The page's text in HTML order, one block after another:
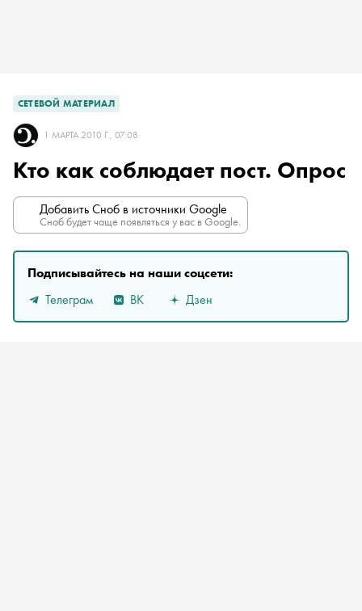
СЕТЕВОЙ МАТЕРИАЛ
1 МАРТА 2010 Г., 07:08
Кто как соблюдает пост. Опрос
Добавить Сноб в источники Google
Сноб будет чаще появляться у вас в Google.
Подписывайтесь на наши соцсети:
Телеграм
ВК Дзен